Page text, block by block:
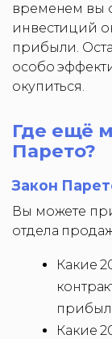
временем вы
инвестиций
прибыли.
особо
окупиться.
Где ещё
Парето?
Закон
Вы можете
отдела
Какие
Какие